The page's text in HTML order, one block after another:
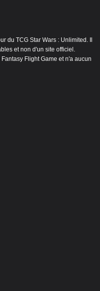
du TCG Star Wars : Unlimited. Il
et non d'un site officiel.
Flight Game et n'a aucun